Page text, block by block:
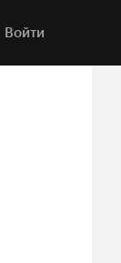
Войти